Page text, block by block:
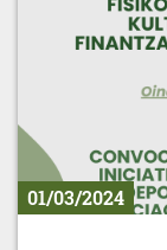
01/03/2024